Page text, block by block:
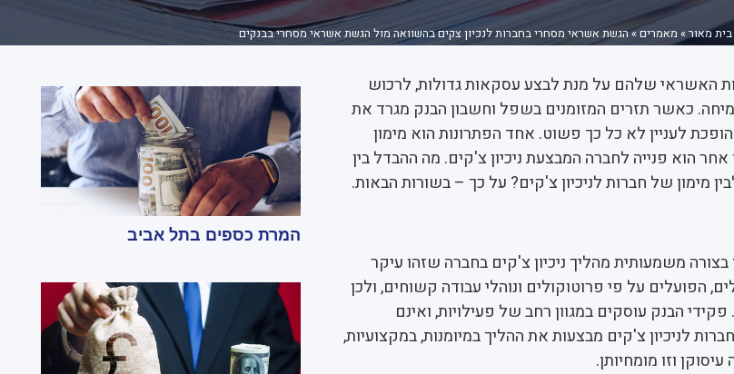
בית מאור» מאמרים»הגשת אשראי מסחרי בחברות לנכיון צקים בהשוואה מול הגשת אשראי מסחרי בבנקים
האשראי שלהם על מנת לבצע עסקאות גדולות, לרכוש
כאשר תזרים המזומנים בשפל וחשבון הבנק מגרד את
לעניין לא כל כך פשוט. אחד הפתרונות הוא מימון
אחר הוא פנייה לחברה המבצעת ניכיון צ'קים. מה ההבדל בין
מימון של חברות לניכיון צ'קים? על כך – בשורות הבאות.
בצורה משמעותית מהליך ניכיון צ'קים בחברה שזהו עיקר
הפועלים על פי פרוטוקולים ונוהלי עבודה קשוחים, ולכן
הבנק עוסקים במגוון רחב של פעילויות, ואינם
לניכיון צ'קים מבצעות את ההליך במיומנות, במקצועיות,
עיסוקן וזו מומחיותן.
המרת כספים בתל אביב